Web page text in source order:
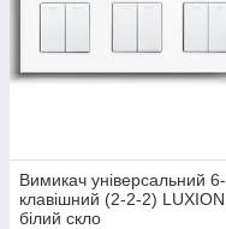
Вимикач універсальний 6-
клавішний (2-2-2) LUXION
білий скло